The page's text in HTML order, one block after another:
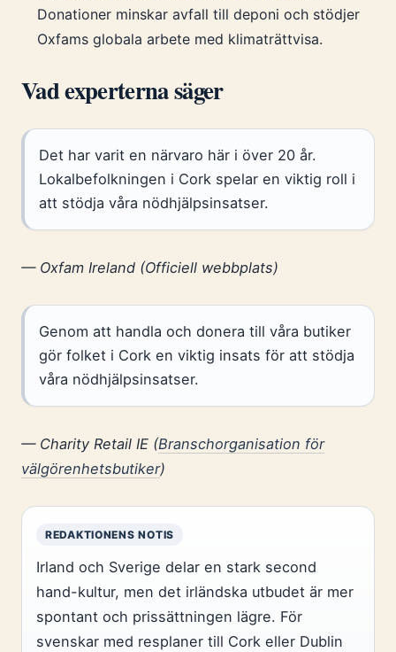
Donationer minskar avfall till deponi och stödjer
Oxfams globala arbete med klimaträttvisa.
Vad experterna säger
Det har varit en närvaro här i över 20 år.
Lokalbefolkningen i Cork spelar en viktig roll i
att stödja våra nödhjälpsinsatser.
— Oxfam Ireland (Officiell webbplats)
Genom att handla och donera till våra butiker
gör folket i Cork en viktig insats för att stödja
våra nödhjälpsinsatser.
— Charity Retail IE (Branschorganisation för
välgörenhetsbutiker)
REDAKTIONENS NOTIS
Irland och Sverige delar en stark second
hand-kultur, men det irländska utbudet är mer
spontant och prissättningen lägre. För
svenskar med resplaner till Cork eller Dublin